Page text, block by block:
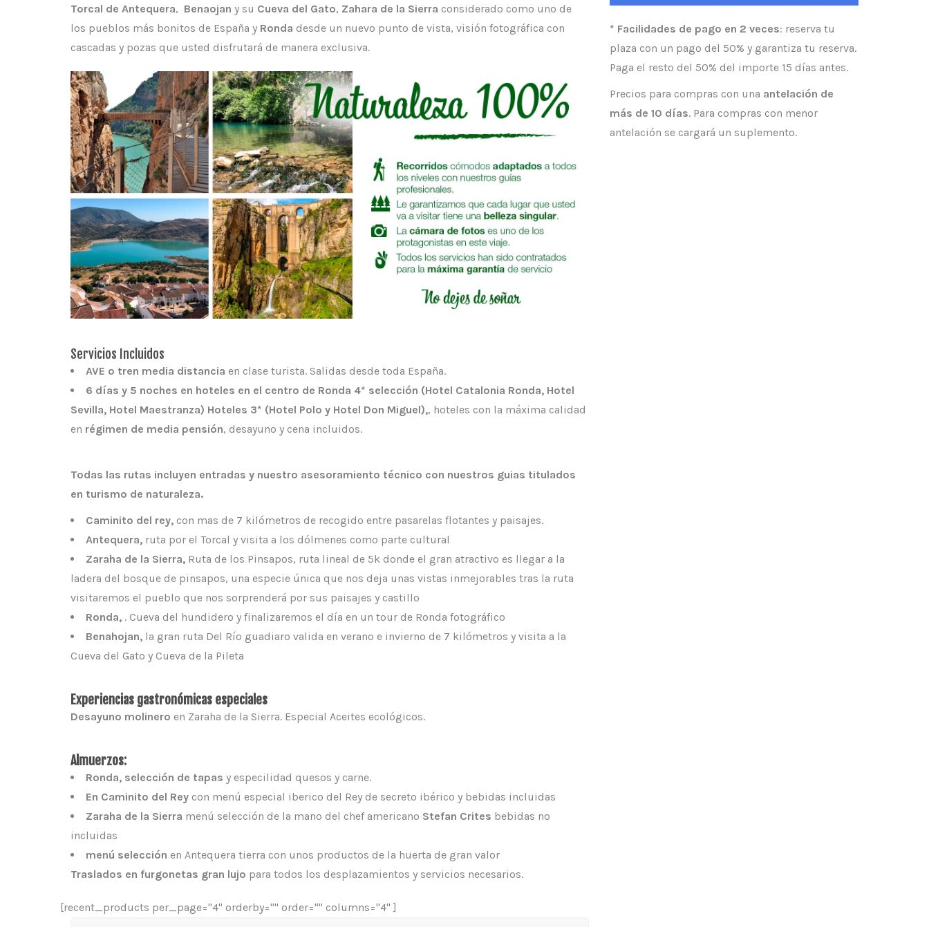
Torcal de Antequera, Benaojan y su Cueva del Gato, Zahara de la Sierra considerado como uno de
los pueblos más bonitos de España y Ronda desde un nuevo punto de vista, visión fotográfica con
cascadas y pozas que usted disfrutará de manera exclusiva.
Servicios Incluidos
AVE o tren media distancia en clase turista. Salidas desde toda España.
6 días y 5 noches en hoteles en el centro de Ronda 4* selección (Hotel Catalonia Ronda, Hotel
Sevilla, Hotel Maestranza) Hoteles 3* (Hotel Polo y Hotel Don Miguel),, hoteles con la máxima calidad
en régimen de media pensión, desayuno y cena incluidos.
Todas las rutas incluyen entradas y nuestro asesoramiento técnico con nuestros guias titulados
en turismo de naturaleza.
Caminito del rey, con mas de 7 kilómetros de recogido entre pasarelas flotantes y paisajes.
Antequera, ruta por el Torcal y visita a los dólmenes como parte cultural
Zaraha de la Sierra, Ruta de los Pinsapos, ruta lineal de 5k donde el gran atractivo es llegar a la
ladera del bosque de pinsapos, una especie única que nos deja unas vistas inmejorables tras la ruta
visitaremos el pueblo que nos sorprenderá por sus paisajes y castillo
Ronda, . Cueva del hundidero y finalizaremos el día en un tour de Ronda fotográfico
Benahojan, la gran ruta Del Río guadiaro valida en verano e invierno de 7 kilómetros y visita a la
Cueva del Gato y Cueva de la Pileta
Experiencias gastronómicas especiales
Desayuno molinero en Zaraha de la Sierra. Especial Aceites ecológicos.
Almuerzos:
Ronda, selección de tapas y especilidad quesos y carne.
En Caminito del Rey con menú especial iberico del Rey de secreto ibérico y bebidas incluidas
Zaraha de la Sierra menú selección de la mano del chef americano Stefan Crites bebidas no
incluidas
menú selección en Antequera tierra con unos productos de la huerta de gran valor
Traslados en furgonetas gran lujo para todos los desplazamientos y servicios necesarios.
[recent_products per_page="4" orderby="" order="" columns="4" ]
* Facilidades de pago en 2 veces: reserva tu
plaza con un pago del 50% y garantiza tu reserva.
Paga el resto del 50% del importe 15 días antes.
Precios para compras con una antelación de
más de 10 días. Para compras con menor
antelación se cargará un suplemento.